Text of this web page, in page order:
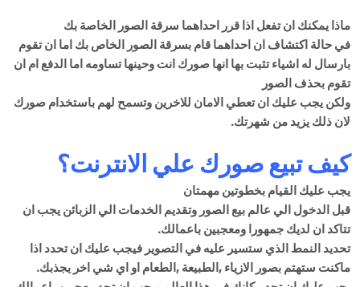
ماذا يمكنك ان تفعل اذا قرر احداهما سرقة الصور الخاصة بك
في حالة اكتشاف ان احداهما قام بسرقة الصور الخاص بك اما ان تقوم
بارسال له اشياء تثبت بها انها صورك انت وحينها تساومه اما الدفع ام ان
تقوم بحذف الصور
ولكن يجب عليك ان تعطي الامان للاخرين وتسمح لهم باستخدام صورك
لان ذلك يزيد من شهرتك.
كيف تبيع صورك علي الانترنت؟
يجب عليك القيام بخطوتين مهمتان
قبل الدخول الي عالم بيع الصور وتقديم الخدمات الي الزبائن يجب ان
تتاكد ان لديك جمهورا ومعجبين باعمالك.
تحديد النمط الذي ستسير عليه في التصوير فيجب عليك ان تحدد اذا
ماكنت ستهتم بصور الازياء ,الطبيعة ,الطعام او اي شي اخر يجذبك.